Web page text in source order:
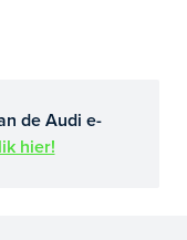
de Audi e-
hier!